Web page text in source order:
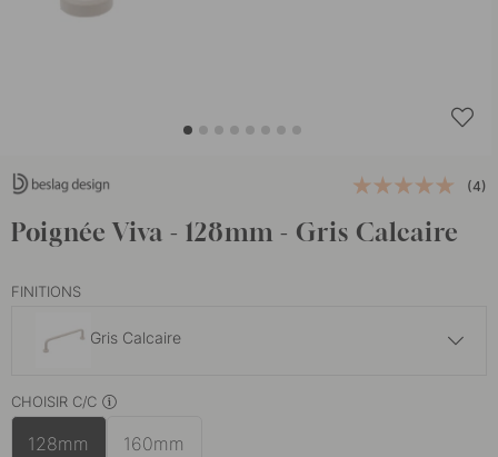
(4)
Poignée Viva - 128mm - Gris Calcaire
FINITIONS
Gris Calcaire
Bleu Tempête
CHOISIR C/C
128mm 160mm